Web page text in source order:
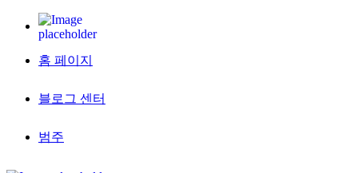
홈 페이지
블로그 센터
범주